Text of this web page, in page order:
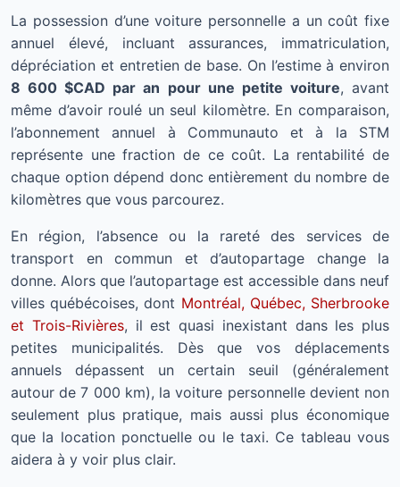
La possession d’une voiture personnelle a un coût fixe
annuel élevé, incluant assurances, immatriculation,
dépréciation et entretien de base. On l’estime à environ
8 600 $CAD par an pour une petite voiture, avant
même d’avoir roulé un seul kilomètre. En comparaison,
l’abonnement annuel à Communauto et à la STM
représente une fraction de ce coût. La rentabilité de
chaque option dépend donc entièrement du nombre de
kilomètres que vous parcourez.
En région, l’absence ou la rareté des services de
transport en commun et d’autopartage change la
donne. Alors que l’autopartage est accessible dans neuf
villes québécoises, dont Montréal, Québec, Sherbrooke
et Trois-Rivières, il est quasi inexistant dans les plus
petites municipalités. Dès que vos déplacements
annuels dépassent un certain seuil (généralement
autour de 7 000 km), la voiture personnelle devient non
seulement plus pratique, mais aussi plus économique
que la location ponctuelle ou le taxi. Ce tableau vous
aidera à y voir plus clair.